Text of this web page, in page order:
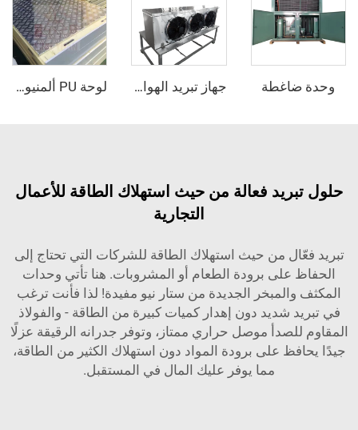
جهاز تبريد الهواء بالتبخير لوحة PU ألمنيوم مركبة مقاومة للانزلاق
فعالة من حيث استهلاك الطاقة للأعمال
من حيث استهلاك الطاقة للشركات التي تحتاج إلى
على برودة الطعام أو المشروبات. هنا تأتي وحدات
الجديدة من ستار نيو مفيدة! لذا فأنت ترغب
شديد دون إهدار كميات كبيرة من الطاقة - والفولاذ
موصل حراري ممتاز، وتوفر جدرانه الرقيقة عزلًا
على برودة المواد دون استهلاك الكثير من الطاقة،
مما يوفر عليك المال في المستقبل.